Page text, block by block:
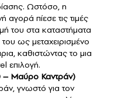
Ωστόσο, η
πίεσε τις τιμές
του στα καταστήματα
ως μεταχειρισμένο
καθιστώντας το μια
επιλογή.
– Μαύρο Καντράν)
γνωστό για τον